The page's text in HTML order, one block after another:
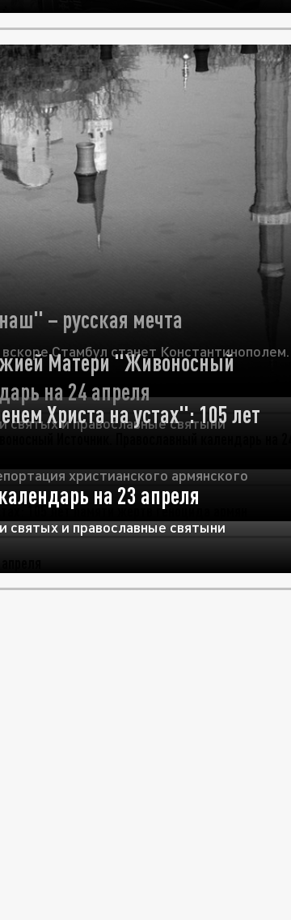
– русская мечта
Стамбул станет Константинополем.
Матери "Живоносный
на 24 апреля
святых и православные святыни
Христа на устах": 105 лет
христианского армянского
на 23 апреля
святых и православные святыни